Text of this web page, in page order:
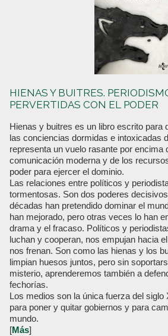
HIENAS Y BUITRES.
PERVERTIDAS CON EL PODER
Hienas y buitres es un libro escrito para
las conciencias dormidas e intoxicadas
representa un vuelo rasante por encima
comunicación moderna y de los
poder para ejercer el dominio.
Las relaciones entre políticos y
tormentosas. Son dos poderes
décadas han pretendido dominar el
han mejorado, pero otras veces lo han
drama y el fracaso. Políticos y
luchan y cooperan, nos empujan hacia
nos frenan. Son como las hienas y los
limpian huesos juntos, pero sin
misterio, aprenderemos también a
fechorías.
Los medios son la única fuerza del siglo
para poner y quitar gobiernos y para
mundo.
[Más]